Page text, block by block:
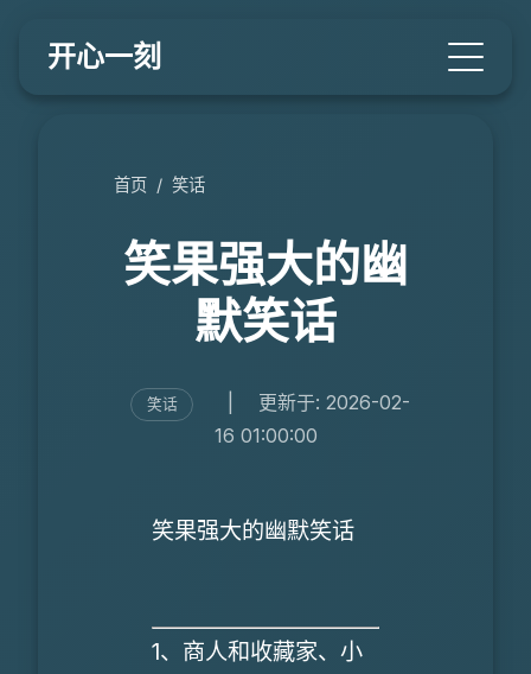
开心一刻
首页 / 笑话
笑果强大的幽
默笑话
笑话
更新于: 2026-02-
16 01:00:00
笑果强大的幽默笑话
1、商人和收藏家、小